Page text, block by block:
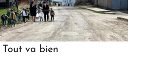
Tout va bien